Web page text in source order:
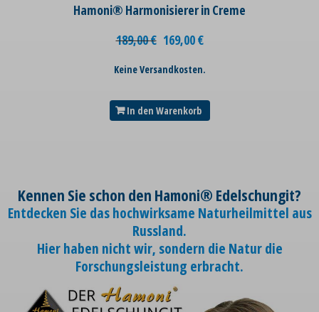
Hamoni® Harmonisierer in Creme
189,00€ 169,00€
Keine Versandkosten.
In den Warenkorb
Kennen Sie schon den Hamoni® Edelschungit?
Entdecken Sie das hochwirksame Naturheilmittel aus
Russland.
Hier haben nicht wir, sondern die Natur die
Forschungsleistung erbracht.